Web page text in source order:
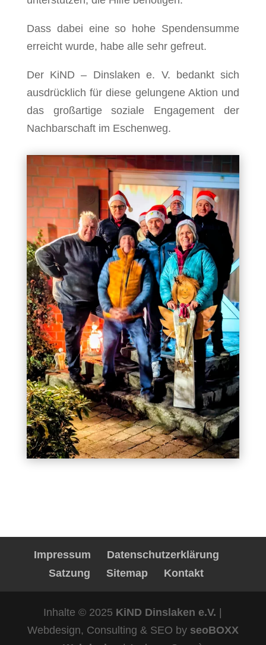
Dass dabei eine so hohe Spendensumme
erreicht wurde, habe alle sehr gefreut.
Der KiND – Dinslaken e. V. bedankt sich
ausdrücklich für diese gelungene Aktion und
das großartige soziale Engagement der
Nachbarschaft im Eschenweg.
Impressum
Datenschutzerklärung
Satzung
Sitemap Kontakt
Inhalte © 2025 KiND Dinslaken e.V.
Webdesign, Consulting & SEO by seoBOXX